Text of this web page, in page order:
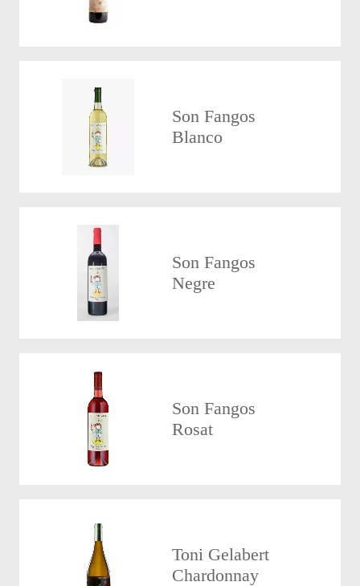
Son Fangos
Blanco
Son Fangos
Negre
Son Fangos
Rosat
Toni Gelabert
Chardonnay